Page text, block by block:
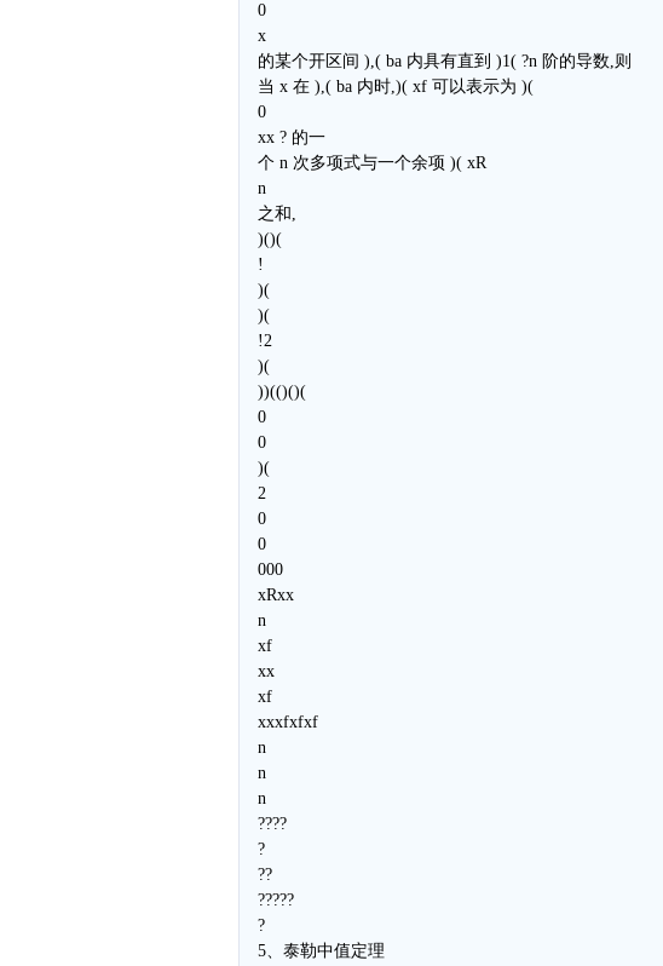
0
x
的某个开区间 ),( ba 内具有直到 )1( ?n 阶的导数,则
当 x 在 ),( ba 内时,)( xf 可以表示为 )(
0
xx ? 的一
个 n 次多项式与一个余项 )( xR
n
之和,
)()(
!
)(
)(
!2
)(
))(()()(
0
0
)(
2
0
0
000
xRxx
n
xf
xx
xf
xxxfxfxf
n
n
n
????
?
??
?????
?
5、泰勒中值定理